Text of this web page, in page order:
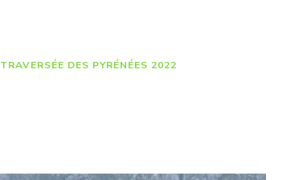
TRAVERSÉE DES PYRÉNÉES 2022